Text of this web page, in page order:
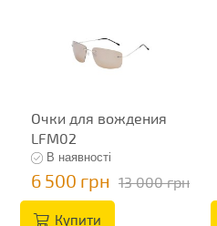
Очки для вождения
LFM02
В наявності
6 500 грн 13 000 грн
Купити